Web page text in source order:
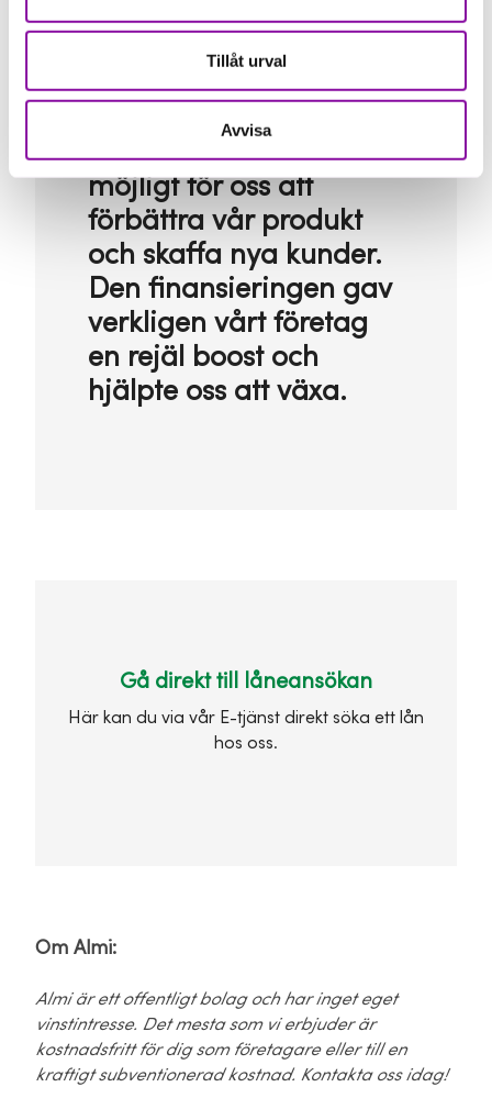
Tillåt urval
Avvisa
Almi Skåne föreslog att
vi skulle ansöka om ett
tillväxtlån på en miljon
kronor, vilket gjorde det
möjligt för oss att
förbättra vår produkt
och skaffa nya kunder.
Den finansieringen gav
verkligen vårt företag
en rejäl boost och
hjälpte oss att växa.
Gå direkt till låneansökan
Här kan du via vår E-tjänst direkt söka ett lån
hos oss.
Om Almi:
Almi är ett offentligt bolag och har inget eget
vinstintresse. Det mesta som vi erbjuder är
kostnadsfritt för dig som företagare eller till en
kraftigt subventionerad kostnad. Kontakta oss idag!